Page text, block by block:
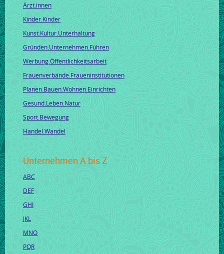
Ärzt.innen
Kinder.Kinder
Kunst.Kultur.Unterhaltung
Gründen.Unternehmen.Führen
Werbung.Öffentlichkeitsarbeit
Frauenverbände.Fraueninstitutionen
Planen.Bauen.Wohnen.Einrichten
Gesund.Leben.Natur
Sport.Bewegung
Handel.Wandel
Unternehmen A bis Z
ABC
DEF
GHI
JKL
MNO
PQR